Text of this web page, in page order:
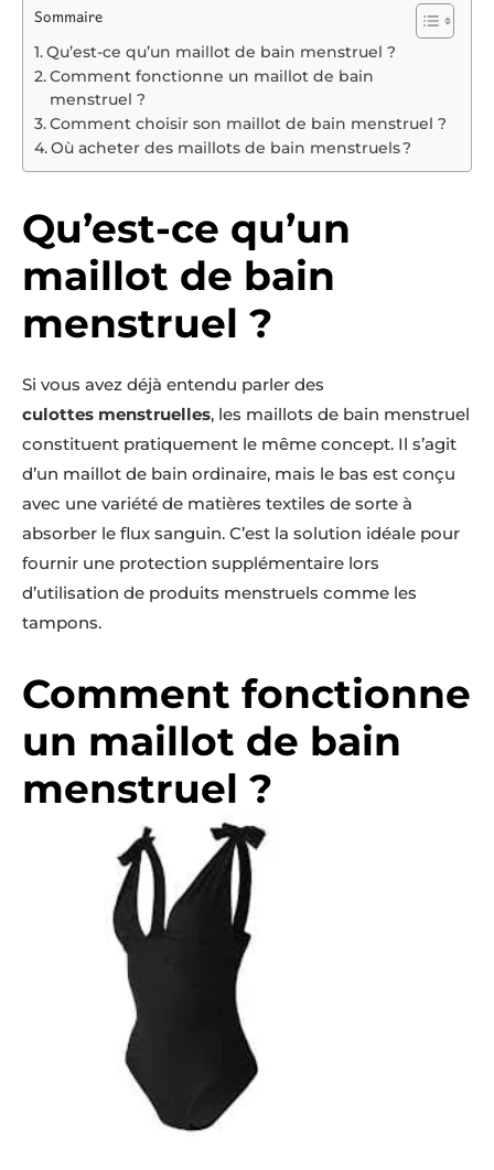
Sommaire
Qu’est-ce qu’un maillot de bain menstruel ?
Comment fonctionne un maillot de bain
menstruel ?
Comment choisir son maillot de bain menstruel ?
Où acheter des maillots de bain menstruels ?
Qu’est-ce qu’un
maillot de bain
menstruel ?
Si vous avez déjà entendu parler des
culottes menstruelles, les maillots de bain menstruel
constituent pratiquement le même concept. Il s’agit
d’un maillot de bain ordinaire, mais le bas est conçu
avec une variété de matières textiles de sorte à
absorber le flux sanguin. C’est la solution idéale pour
fournir une protection supplémentaire lors
d’utilisation de produits menstruels comme les
tampons.
Comment fonctionne
un maillot de bain
menstruel ?